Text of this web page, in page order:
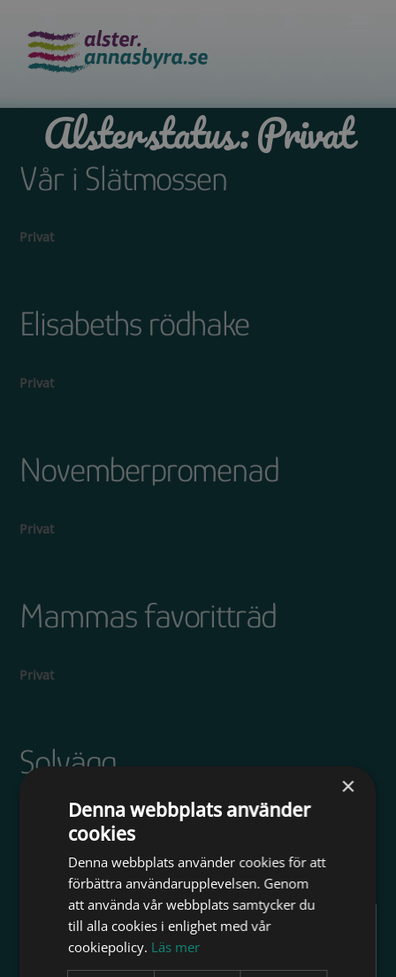
content
Alsterstatus:Privat
Vår i Slätmossen
Privat
Elisabeths rödhake
Privat
Novemberpromenad
Privat
Mammas favoritträd
Privat
Solvägg
×
Denna webbplats använder
cookies
Denna webbplats använder cookies för att
förbättra användarupplevelsen. Genom
att använda vår webbplats samtycker du
till alla cookies i enlighet med vår
cookiepolicy. Läs mer